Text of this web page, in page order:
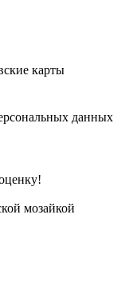
карты
данных
мозайкой